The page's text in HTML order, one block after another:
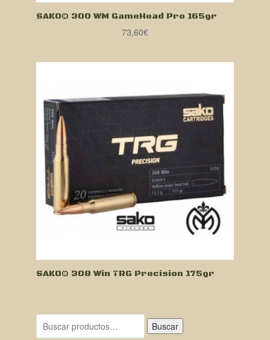
SAKO® 300 WM GameHead Pro 165gr
73,60€
SAKO® 308 Win TRG Precision 175gr
Buscar